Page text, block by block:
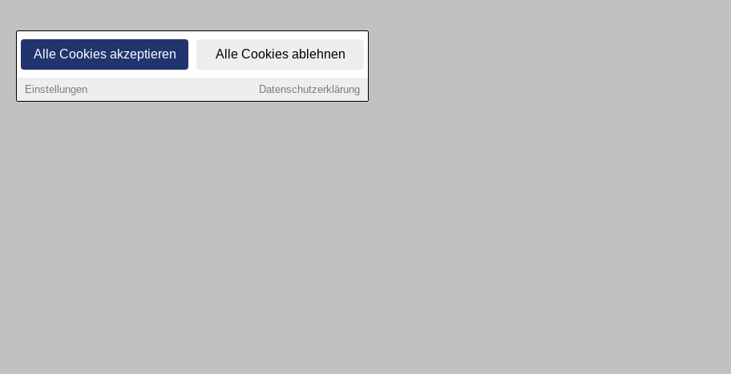
Alle Cookies akzeptieren Alle Cookies ablehnen
Einstellungen Datenschutzerklärung